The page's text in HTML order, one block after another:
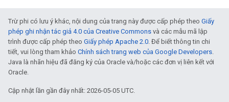
Trừ phi có lưu ý khác, nội dung của trang này được cấp phép theo Giấy
phép ghi nhận tác giả 4.0 của Creative Commons và các mẫu mã lập
trình được cấp phép theo Giấy phép Apache 2.0. Để biết thông tin chi
tiết, vui lòng tham khảo Chính sách trang web của Google Developers.
Java là nhãn hiệu đã đăng ký của Oracle và/hoặc các đơn vị liên kết với
Oracle.
Cập nhật lần gần đây nhất: 2026-05-05 UTC.